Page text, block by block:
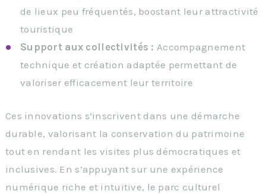
de lieux peu fréquentés, boostant leur attractivité
touristique
Support aux collectivités : Accompagnement
technique et création adaptée permettant de
valoriser efficacement leur territoire
Ces innovations s’inscrivent dans une démarche
durable, valorisant la conservation du patrimoine
tout en rendant les visites plus démocratiques et
inclusives. En s’appuyant sur une expérience
numérique riche et intuitive, le parc culturel